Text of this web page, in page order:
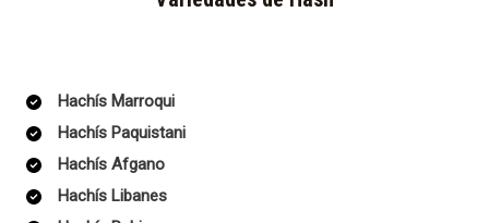
Hachís Marroqui
Hachís Paquistani
Hachís Afgano
Hachís Libanes